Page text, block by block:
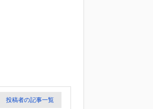
投稿者の記事一覧